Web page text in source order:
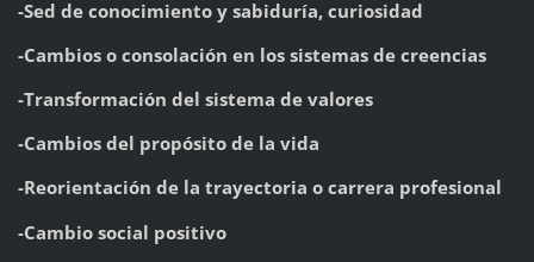
-Sed de conocimiento y sabiduría, curiosidad
-Cambios o consolación en los sistemas de creencias
-Transformación del sistema de valores
-Cambios del propósito de la vida
-Reorientación de la trayectoria o carrera profesional
-Cambio social positivo